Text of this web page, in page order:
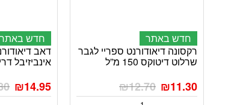
חדש באתר
רקסונה דיאודורנט ספריי לגבר
שרלוט דיטוקס 150 מ”ל
₪12.70 ₪11.30
חדש באתר
דאב
אינביזיבל דריי 250
₪14.95